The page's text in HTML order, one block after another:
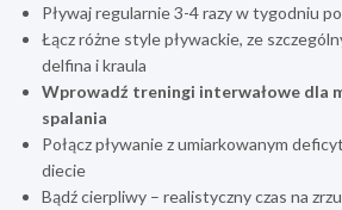
Pływaj regularnie 3-4 razy w tygodniu
Łącz różne style pływackie, ze
delfina i kraula
Wprowadź treningi interwałowe dla
spalania
Połącz pływanie z umiarkowanym
diecie
Bądź cierpliwy – realistyczny czas na